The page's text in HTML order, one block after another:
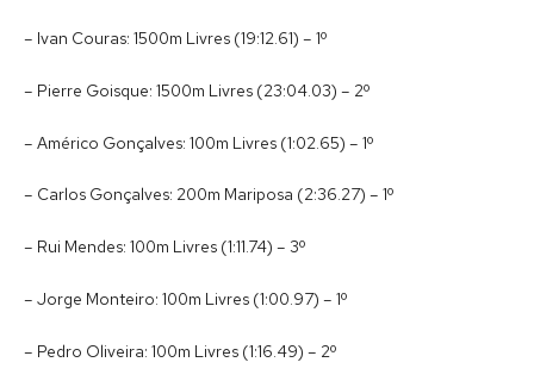
– Ivan Couras: 1500m Livres (19:12.61) – 1º
– Pierre Goisque: 1500m Livres (23:04.03) – 2º
– Américo Gonçalves: 100m Livres (1:02.65) – 1º
– Carlos Gonçalves: 200m Mariposa (2:36.27) – 1º
– Rui Mendes: 100m Livres (1:11.74) – 3º
– Jorge Monteiro: 100m Livres (1:00.97) – 1º
– Pedro Oliveira: 100m Livres (1:16.49) – 2º